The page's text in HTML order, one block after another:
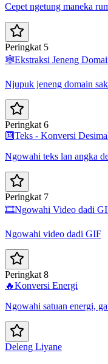
Cepet ngetung maneka
Peringkat 5
🕸️Ekstraksi Jeneng
Njupuk jeneng domain
Peringkat 6
🔟Teks - Konversi
Ngowahi teks lan angka
Peringkat 7
🎞️Ngowahi Video dadi
Ngowahi video dadi GIF
Peringkat 8
🔥Konversi Energi
Ngowahi satuan energi,
Deleng Liyane